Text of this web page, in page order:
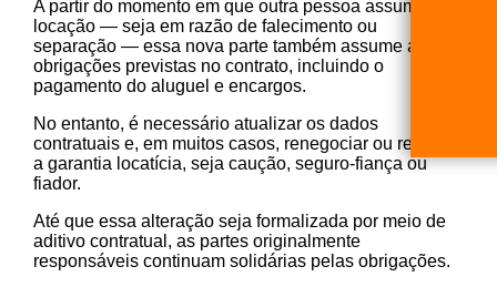
A partir do momento em que outra pessoa assume a
locação — seja em razão de falecimento ou
separação — essa nova parte também assume as
obrigações previstas no contrato, incluindo o
pagamento do aluguel e encargos.
No entanto, é necessário atualizar os dados
contratuais e, em muitos casos, renegociar ou renovar
a garantia locatícia, seja caução, seguro-fiança ou
fiador.
Até que essa alteração seja formalizada por meio de
aditivo contratual, as partes originalmente
responsáveis continuam solidárias pelas obrigações.